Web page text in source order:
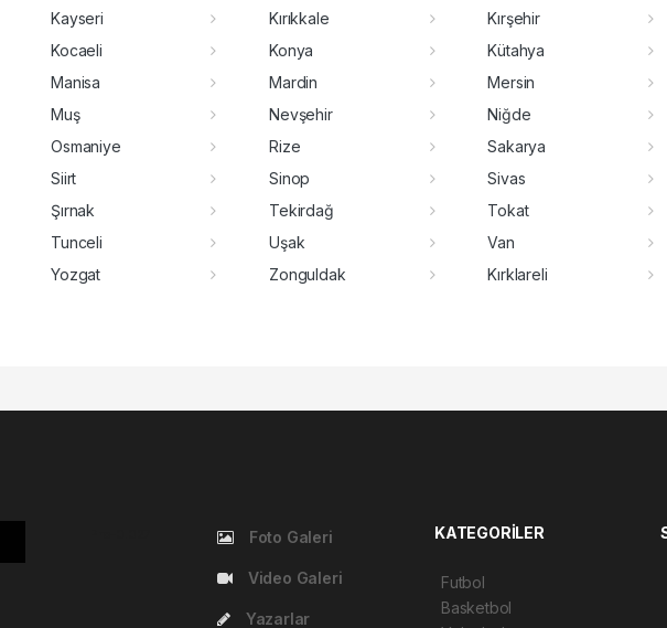
Kayseri Kırıkkale
Kırşehir
Kocaeli Konya
Kütahya
Manisa Mardin
Mersin
Muş Nevşehir
Niğde
Osmaniye Rize
Sakarya
Siirt Sinop
Sivas
Şırnak Tekirdağ
Tokat
Tunceli Uşak
Van
Yozgat Zonguldak
Kırklareli
Foto Galeri
Video Galeri
Yazarlar
KATEGORİLER
Futbol
Basketbol